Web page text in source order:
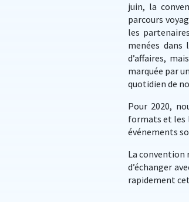
juin, la
parcours
les
menées dans
d’affaires,
marquée par
quotidien de
Pour 2020,
formats et les
événements
La convention
d’échanger
rapidement